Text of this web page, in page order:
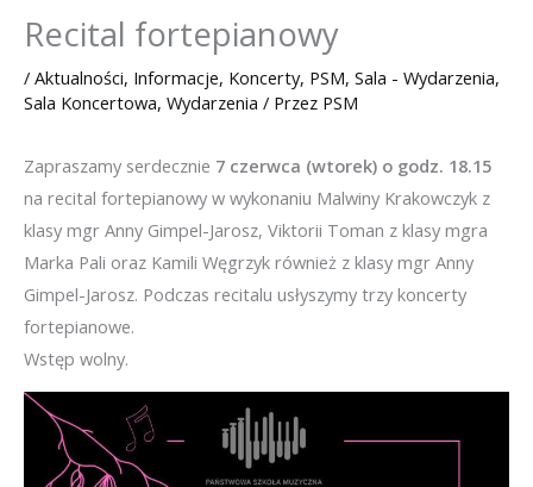
Recital fortepianowy
/ Aktualności, Informacje, Koncerty, PSM, Sala - Wydarzenia,
Sala Koncertowa, Wydarzenia / Przez PSM
Zapraszamy serdecznie 7 czerwca (wtorek) o godz. 18.15
na recital fortepianowy w wykonaniu Malwiny Krakowczyk z
klasy mgr Anny Gimpel-Jarosz, Viktorii Toman z klasy mgra
Marka Pali oraz Kamili Węgrzyk również z klasy mgr Anny
Gimpel-Jarosz. Podczas recitalu usłyszymy trzy koncerty
fortepianowe.
Wstęp wolny.